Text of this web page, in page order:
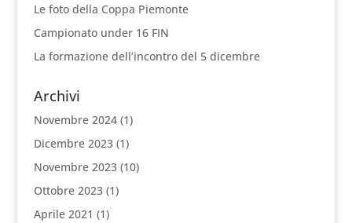
Le foto della Coppa Piemonte
Campionato under 16 FIN
La formazione dell’incontro del 5 dicembre
Archivi
Novembre 2024(1)
Dicembre 2023(1)
Novembre 2023(10)
Ottobre 2023(1)
Aprile 2021 (1)